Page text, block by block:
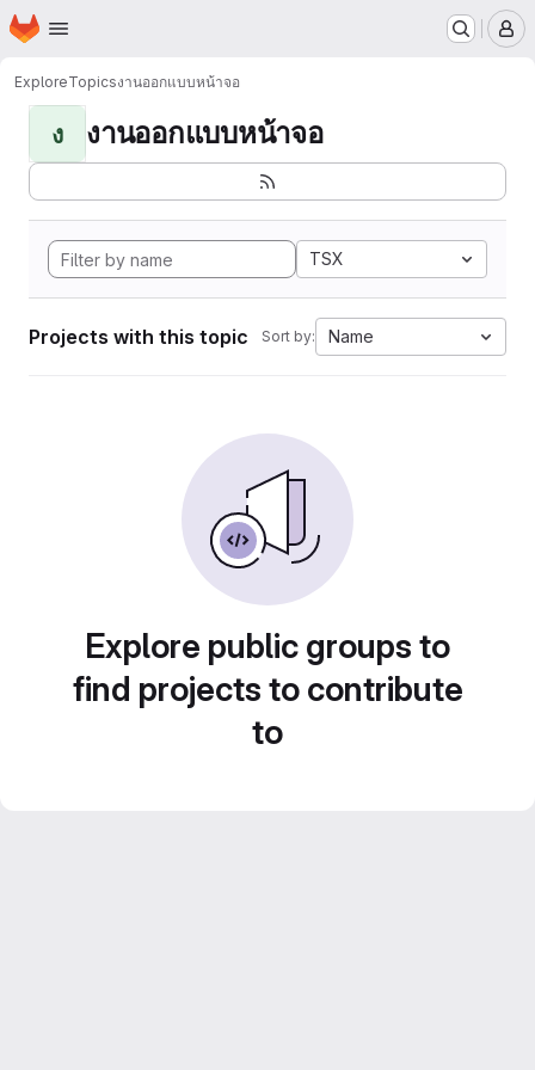
Skip to main content
Homepage
ExploreTopicsงานออกแบบหน้าจอ
ง งานออกแบบหน้าจอ
TSX
Projects with this topic Sort by: Name
Explore public groups to
find projects to contribute
to